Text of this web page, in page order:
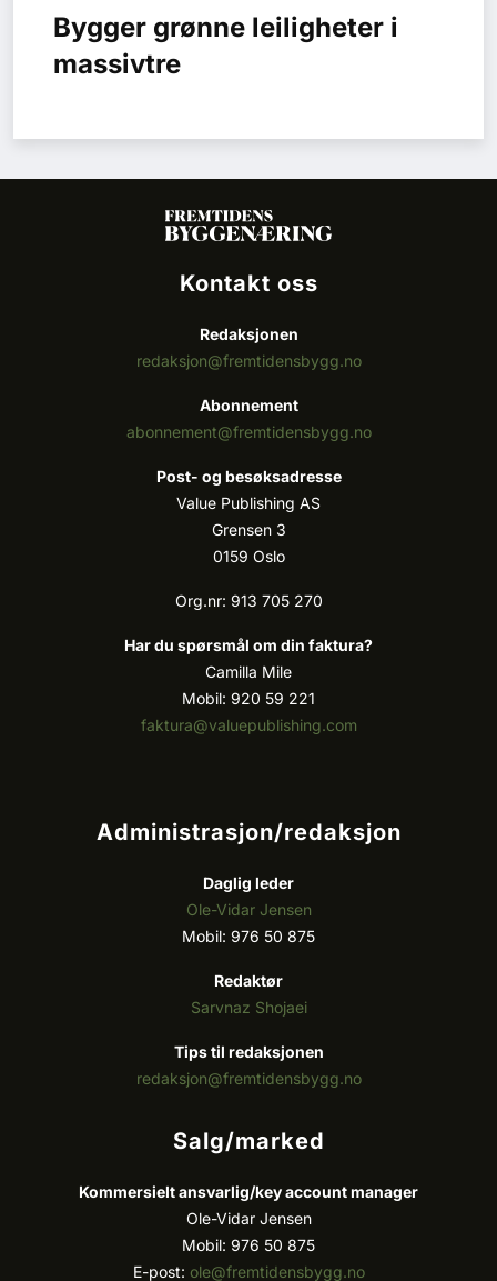
Bygger grønne leiligheter i
massivtre
Kontakt oss
Redaksjonen
redaksjon@fremtidensbygg.no
Abonnement
abonnement@fremtidensbygg.no
Post- og besøksadresse
Value Publishing AS
Grensen 3
0159 Oslo
Org.nr: 913 705 270
Har du spørsmål om din faktura?
Camilla Mile
Mobil: 920 59 221
faktura@valuepublishing.com
Administrasjon/redaksjon
Daglig leder
Ole-Vidar Jensen
Mobil: 976 50 875
Redaktør
Sarvnaz Shojaei
Tips til redaksjonen
redaksjon@fremtidensbygg.no
Salg/marked
Kommersielt ansvarlig/key account manager
Ole-Vidar Jensen
Mobil: 976 50 875
E-post: ole@fremtidensbygg.no